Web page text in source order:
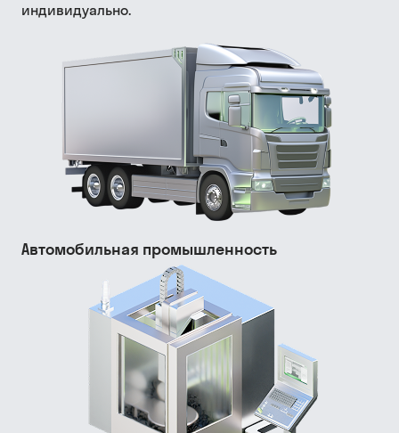
индивидуально.
Автомобильная промышленность